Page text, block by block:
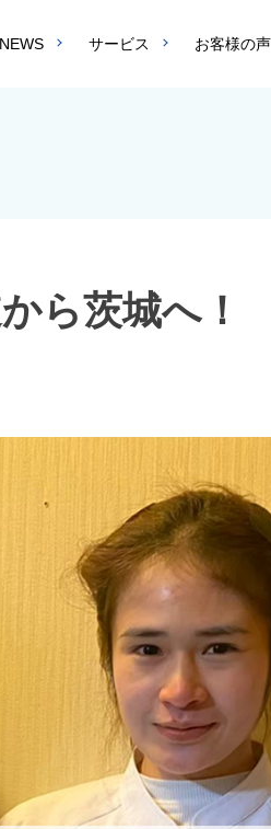
NEWS サービス お客様の声
ら茨城へ！